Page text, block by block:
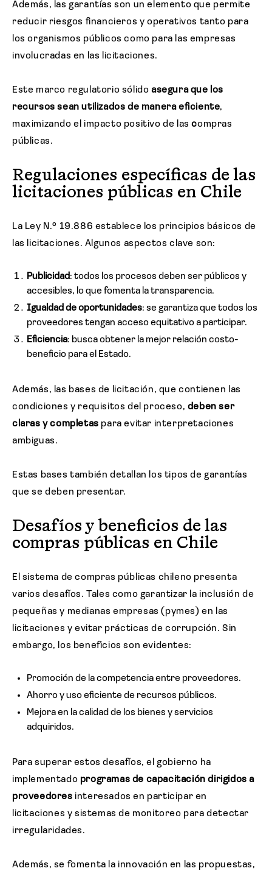
Además, las garantías son un elemento que permite
reducir riesgos financieros y operativos tanto para
los organismos públicos como para las empresas
involucradas en las licitaciones.
Este marco regulatorio sólido asegura que los
recursos sean utilizados de manera eficiente,
maximizando el impacto positivo de lascompras
públicas.
Regulaciones específicas de las
licitaciones públicas en Chile
La Ley N.º 19.886 establece los principios básicos de
las licitaciones. Algunos aspectos clave son:
Publicidad: todos los procesos deben ser públicos y
accesibles, lo que fomenta la transparencia.
Igualdad de oportunidades: se garantiza que todos los
proveedores tengan acceso equitativo a participar.
Eficiencia: busca obtener la mejor relación costo-
beneficio para el Estado.
Además, las bases de licitación, que contienen las
condiciones y requisitos del proceso, deben ser
claras y completas para evitar interpretaciones
ambiguas.
Estas bases también detallan los tipos de garantías
que se deben presentar.
Desafíos y beneficios de las
compras públicas en Chile
El sistema de compras públicas chileno presenta
varios desafíos. Tales como garantizar la inclusión de
pequeñas y medianas empresas (pymes) en las
licitaciones y evitar prácticas de corrupción. Sin
embargo, los beneficios son evidentes:
Promoción de la competencia entre proveedores.
Ahorro y uso eficiente de recursos públicos.
Mejora en la calidad de los bienes y servicios
adquiridos.
Para superar estos desafíos, el gobierno ha
implementado programas de capacitación dirigidos a
proveedores interesados en participar en
licitaciones y sistemas de monitoreo para detectar
irregularidades.
Además, se fomenta la innovación en las propuestas,